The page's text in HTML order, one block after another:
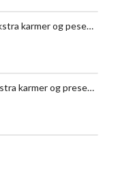
VELDIG POPULÆR Gaupen stor varehenger - helårsdekk - ekstra karmer og pesenning - selvbetjening 24/7
VELDIG POPULÆR El-bil/klasse-b tilhenger m/helårsdekk, ekstra karmer og presenning - perfekt for ferie, hage-transport, flytting, el-bil